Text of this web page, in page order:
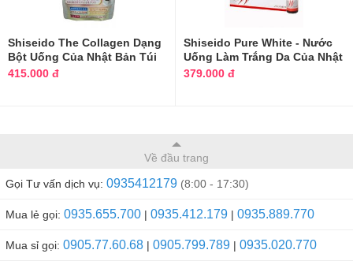
Shiseido The Collagen Dạng
Bột Uống Của Nhật Bản Túi
126g
415.000 đ
Shiseido Pure White - Nước
Uống Làm Trắng Da Của Nhật
Bản
379.000 đ
Về đầu trang
Gọi Tư vấn dịch vụ: 0935412179 (8:00 - 17:30)
Mua lẻ gọi: 0935.655.700 | 0935.412.179 | 0935.889.770
Mua sỉ gọi: 0905.77.60.68 | 0905.799.789 | 0935.020.770